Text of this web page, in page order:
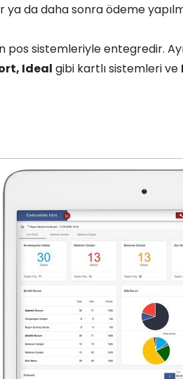
ya da daha sonra ödeme
pos sistemleriyle entegredir.
Ideal gibi kartlı sistemleri ve